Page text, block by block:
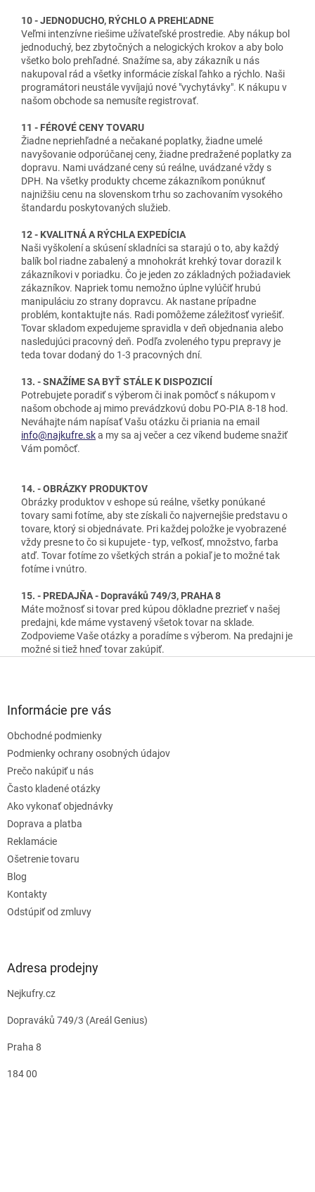
10 - JEDNODUCHO, RÝCHLO A PREHĽADNE
Veľmi intenzívne riešime užívateľské prostredie. Aby nákup bol
jednoduchý, bez zbytočných a nelogických krokov a aby bolo
všetko bolo prehľadné. Snažíme sa, aby zákazník u nás
nakupoval rád a všetky informácie získal ľahko a rýchlo. Naši
programátori neustále vyvíjajú nové "vychytávky". K nákupu v
našom obchode sa nemusíte registrovať.
11 - FÉROVÉ CENY TOVARU
Žiadne nepriehľadné a nečakané poplatky, žiadne umelé
navyšovanie odporúčanej ceny, žiadne predražené poplatky za
dopravu. Nami uvádzané ceny sú reálne, uvádzané vždy s
DPH. Na všetky produkty chceme zákazníkom ponúknuť
najnižšiu cenu na slovenskom trhu so zachovaním vysokého
štandardu poskytovaných služieb.
12 - KVALITNÁ A RÝCHLA EXPEDÍCIA
Naši vyškolení a skúsení skladníci sa starajú o to, aby každý
balík bol riadne zabalený a mnohokrát krehký tovar dorazil k
zákazníkovi v poriadku. Čo je jeden zo základných požiadaviek
zákazníkov. Napriek tomu nemožno úplne vylúčiť hrubú
manipuláciu zo strany dopravcu. Ak nastane prípadne
problém, kontaktujte nás. Radi pomôžeme záležitosť vyriešiť.
Tovar skladom expedujeme spravidla v deň objednania alebo
nasledujúci pracovný deň. Podľa zvoleného typu prepravy je
teda tovar dodaný do 1-3 pracovných dní.
13. - SNAŽÍME SA BYŤ STÁLE K DISPOZICIÍ
Potrebujete poradiť s výberom či inak pomôcť s nákupom v
našom obchode aj mimo prevádzkovú dobu PO-PIA 8-18 hod.
Neváhajte nám napísať Vašu otázku či priania na email
info@najkufre.ska my sa aj večer a cez víkend budeme snažiť
Vám pomôcť.
14. - OBRÁZKY PRODUKTOV
Obrázky produktov v eshope sú reálne, všetky ponúkané
tovary sami fotíme, aby ste získali čo najvernejšie predstavu o
tovare, ktorý si objednávate. Pri každej položke je vyobrazené
vždy presne to čo si kupujete - typ, veľkosť, množstvo, farba
atď. Tovar fotíme zo všetkých strán a pokiaľ je to možné tak
fotíme i vnútro.
15. - PREDAJŇA - Dopraváků 749/3, PRAHA 8
Máte možnosť si tovar pred kúpou dôkladne prezrieť v našej
predajni, kde máme vystavený všetok tovar na sklade.
Zodpovieme Vaše otázky a poradíme s výberom. Na predajni je
možné si tiež hneď tovar zakúpiť.
Informácie pre vás
Obchodné podmienky
Podmienky ochrany osobných údajov
Prečo nakúpiť u nás
Často kladené otázky
Ako vykonať objednávky
Doprava a platba
Reklamácie
Ošetrenie tovaru
Blog
Kontakty
Odstúpiť od zmluvy
Adresa prodejny
Nejkufry.cz
Dopraváků 749/3 (Areál Genius)
Praha 8
184 00